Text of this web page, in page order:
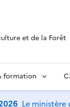
et de la Forêt
formation
Le ministère